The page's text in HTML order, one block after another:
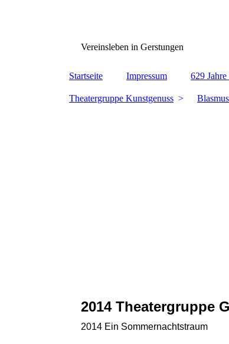
Vereinsleben in Gerstungen
Startseite Impressum 629
Theatergruppe Kunstgenuss
2014 Theatergruppe
2014 Ein Sommernachtstraum